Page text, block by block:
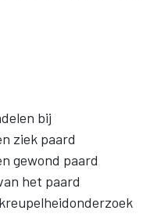
bij
ziek paard
gewond paard
het paard